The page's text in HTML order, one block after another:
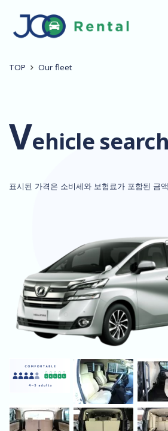
TOP Our fleet
Vehicle search
표시된 가격은 소비세와 보험료가 포함된 금액